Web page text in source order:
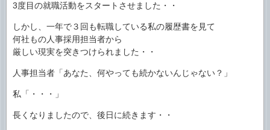
3度目の就職活動をスタートさせました・・
しかし、一年で３回も転職している私の履歴書を見て
何社もの人事採用担当者から
厳しい現実を突きつけられました・・
人事担当者「あなた、何やっても続かないんじゃない？」
私「・・・」
長くなりましたので、後日に続きます・・